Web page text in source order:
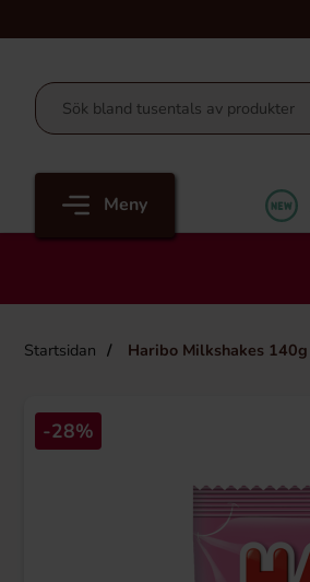
Meny
Startsidan Haribo Milkshakes 140g
-28%